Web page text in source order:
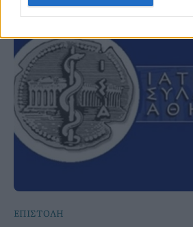
ΕΠΙΣΤΟΛΗ